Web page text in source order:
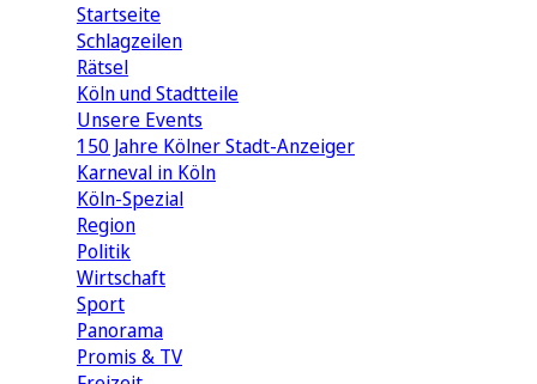
Startseite
Schlagzeilen
Rätsel
Köln und Stadtteile
Unsere Events
150 Jahre Kölner Stadt-Anzeiger
Karneval in Köln
Köln-Spezial
Region
Politik
Wirtschaft
Sport
Panorama
Promis & TV